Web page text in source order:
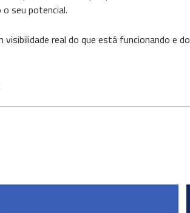
seu potencial.
real do que está funcionando e do